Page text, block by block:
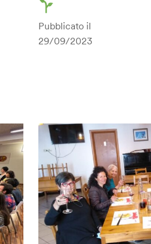
Pubblicato il
29/09/2023